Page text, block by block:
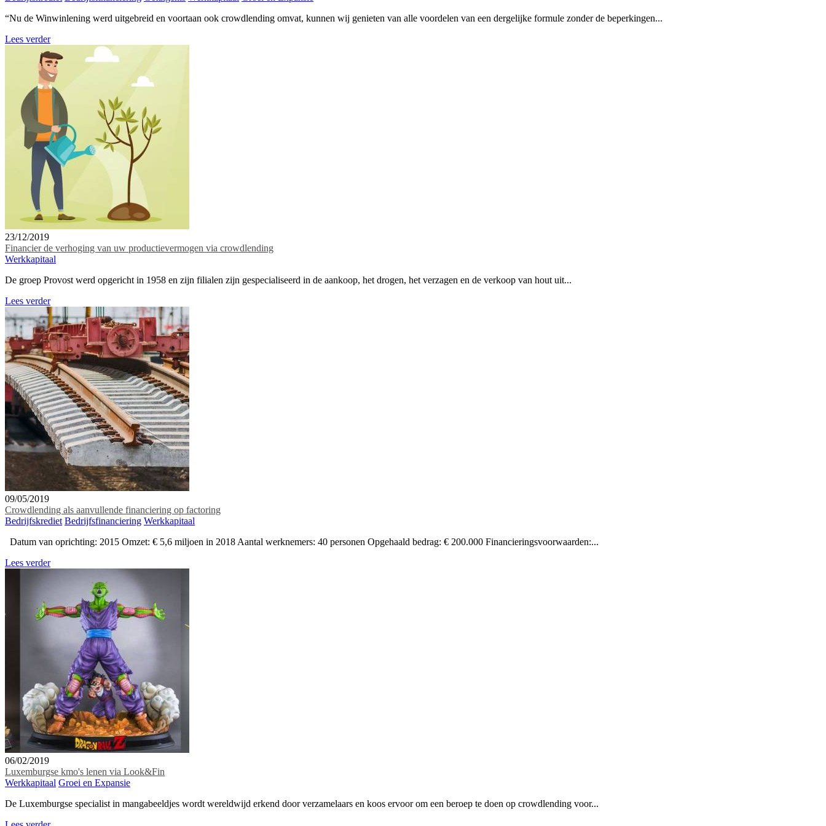
“Nu de Winwinlening werd uitgebreid en voortaan ook crowdlending omvat, kunnen wij genieten van alle voordelen van een dergelijke formule zonder de beperkingen...
Lees verder
23/12/2019
Financier de verhoging van uw productievermogen via crowdlending
Werkkapitaal
De groep Provost werd opgericht in 1958 en zijn filialen zijn gespecialiseerd in de aankoop, het drogen, het verzagen en de verkoop van hout uit...
Lees verder
09/05/2019
Crowdlending als aanvullende financiering op factoring
Bedrijfskrediet Bedrijfsfinanciering Werkkapitaal
Datum van oprichting: 2015 Omzet: € 5,6 miljoen in 2018 Aantal werknemers: 40 personen Opgehaald bedrag: € 200.000 Financieringsvoorwaarden:...
Lees verder
06/02/2019
Luxemburgse kmo's lenen via Look&Fin
Werkkapitaal Groei en Expansie
De Luxemburgse specialist in mangabeeldjes wordt wereldwijd erkend door verzamelaars en koos ervoor om een beroep te doen op crowdlending voor...